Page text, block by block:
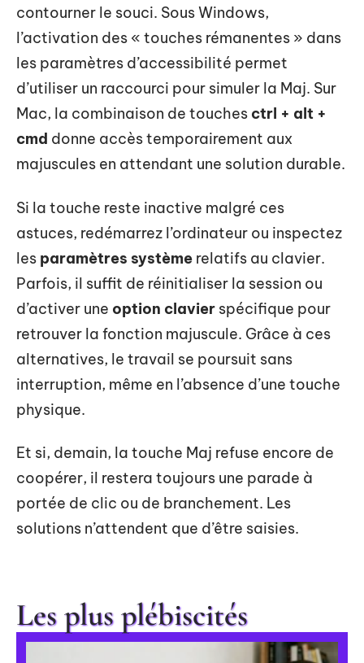
contourner le souci. Sous Windows,
l’activation des « touches rémanentes » dans
les paramètres d’accessibilité permet
d’utiliser un raccourci pour simuler la Maj. Sur
Mac, la combinaison de touches ctrl + alt +
cmd donne accès temporairement aux
majuscules en attendant une solution durable.
Si la touche reste inactive malgré ces
astuces, redémarrez l’ordinateur ou inspectez
les paramètres système relatifs au clavier.
Parfois, il suffit de réinitialiser la session ou
d’activer une option clavier spécifique pour
retrouver la fonction majuscule. Grâce à ces
alternatives, le travail se poursuit sans
interruption, même en l’absence d’une touche
physique.
Et si, demain, la touche Maj refuse encore de
coopérer, il restera toujours une parade à
portée de clic ou de branchement. Les
solutions n’attendent que d’être saisies.
Les plus plébiscités